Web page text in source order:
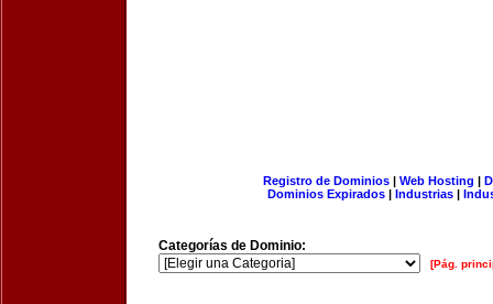
Registro de Dominios| Web Hosting |
Dominios Expirados | Industrias |
Categorías de Dominio:
[Pág.